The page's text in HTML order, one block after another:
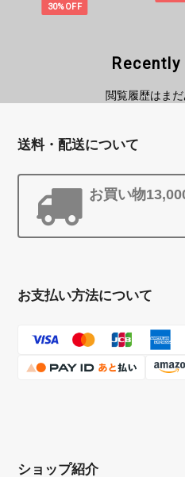
30%OFF
閲覧履歴はまだ
送料・配送について
お買い物
お支払い方法について
ショップ紹介